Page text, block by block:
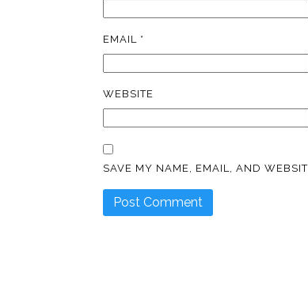
EMAIL *
WEBSITE
SAVE MY NAME, EMAIL, AND